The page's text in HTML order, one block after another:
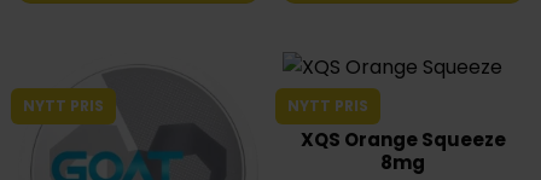
NYTT PRIS NYTT PRIS
XQS Orange Squeeze
8mg